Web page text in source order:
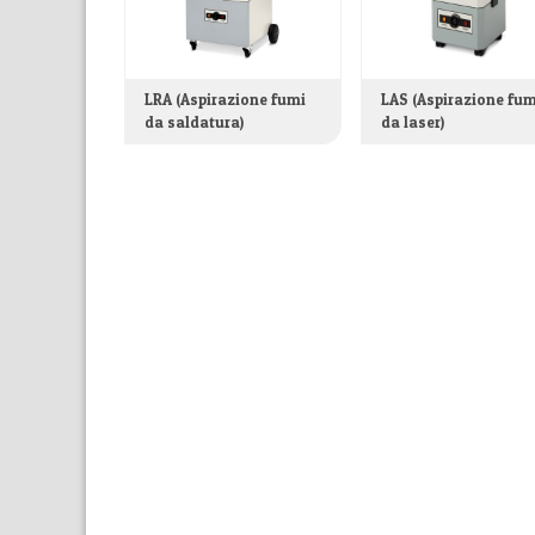
LRA (Aspirazione fumi
da saldatura)
LAS (Aspirazione
da laser)